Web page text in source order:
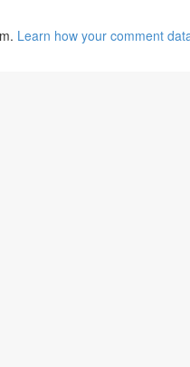
Learn how your comment